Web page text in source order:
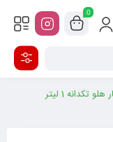
0
نکتار هلو تکدانه 1 لیتر